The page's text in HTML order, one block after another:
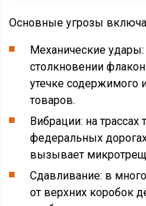
Основные угрозы
Механические
столкновении
утечке содержимого
товаров.
Вибрации: на
федеральных
вызывает
Сдавливание: в
от верхних коробок